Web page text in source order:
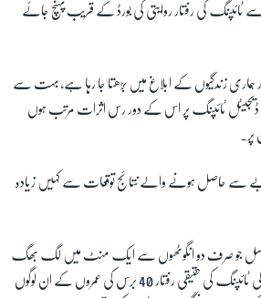
ٹائپنگ کی رفتار روایتی کی بورڈ کے قریب پہنچ جائے
زندگیوں کے ابلاغ میں بڑھتا جا رہا ہے، بہت سے
ڈیجیٹل ٹائپنگ پر اس کے دور رس اثرات مرتب ہوں
تجربے سے حاصل ہونے والے نتائج توقعات سے کہیں زیادہ
نسل جو صرف دو انگوٹھوں سے ایک منٹ میں لگ بھگ
40 الفاظ ٹائپ کر رہی ہے، ان کی ٹائپنگ کی حقیقی رفتار 40 برس کی عمروں کے ان لوگوں